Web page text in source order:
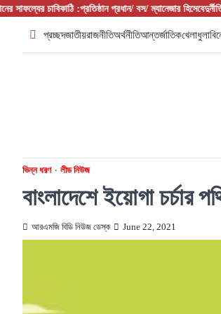
Skip
content
:প্রতিষ্ঠান প্রধান/ বস/ ম্যানেজার হিসেবেদুর্নীতি থামাতে কি শুধু
প্রচ্ছদজাতীয়রাজনীতিঅর্থনীতিআন্তর্জাতিকখেলাধুলা
ভিন্ন ধরণ লীড নিউজ
বাংলাদেশে ইয়োগা চর্চার
আরএমজি বিডি নিউজ ডেস্ক June 22, 2021